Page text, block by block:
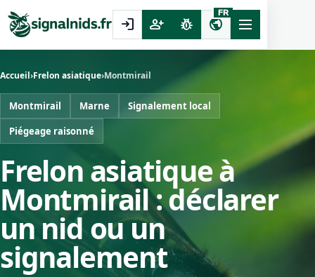
login person_add pest_control public
FR
Accueil›Frelon asiatique›Montmirail
Montmirail Marne
Signalement local
Piégeage raisonné
Frelon asiatique à
Montmirail : déclarer
un nid ou un
signalement